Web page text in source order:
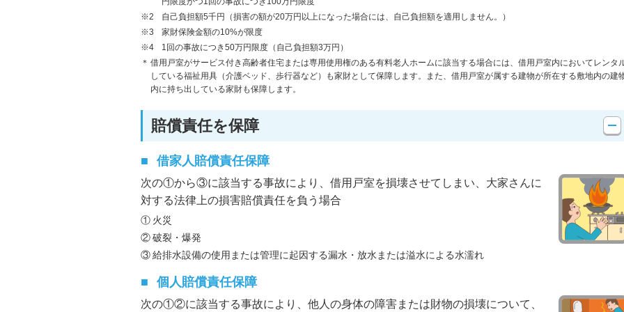
自己負担額5千円（損害の額が20万円以上になった場合には、自己負担額を適用しません。）
家財保険金額の10%が限度
1回の事故につき50万円限度（自己負担額3万円）
借用戸室がサービス付き高齢者住宅または専用使用権のある有料老人ホームに該当する場合には、借用戸室内においてレンタ
している福祉用具（介護ベッド、歩行器など）も家財として保障します。また、借用戸室が属する建物が所在する敷地内の建
内に持ち出している家財も保障します。
賠償責任を保障
借家人賠償責任保障
次の①から③に該当する事故により、借用戸室を損壊させてしまい、大家さんに
対する法律上の損害賠償責任を負う場合
火災
破裂・爆発
給排水設備の使用または管理に起因する漏水・放水または溢水による水濡れ
個人賠償責任保障
次の①②に該当する事故により、他人の身体の障害または財物の損壊について、